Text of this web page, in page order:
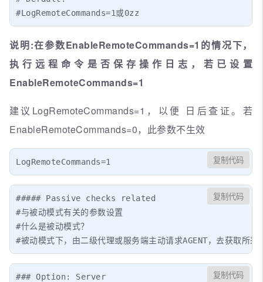
#LogRemoteCommands=1或0zz
说明:在参数EnableRemoteCommands=1的情况下，
执行远程命令是否保存操作日志，若已设置
EnableRemoteCommands=1
建议LogRemoteCommands=1，以便 日后查证。若
EnableRemoteCommands=0，此参数不生效
LogRemoteCommands=1 复制代码
##### Passive checks related
#与被动模式有关的参数设置
#什么是被动模式？
#被动模式下，由二级代理或服务端主动请求AGENT，去获取所采
复制代码
### Option: Server
复制代码